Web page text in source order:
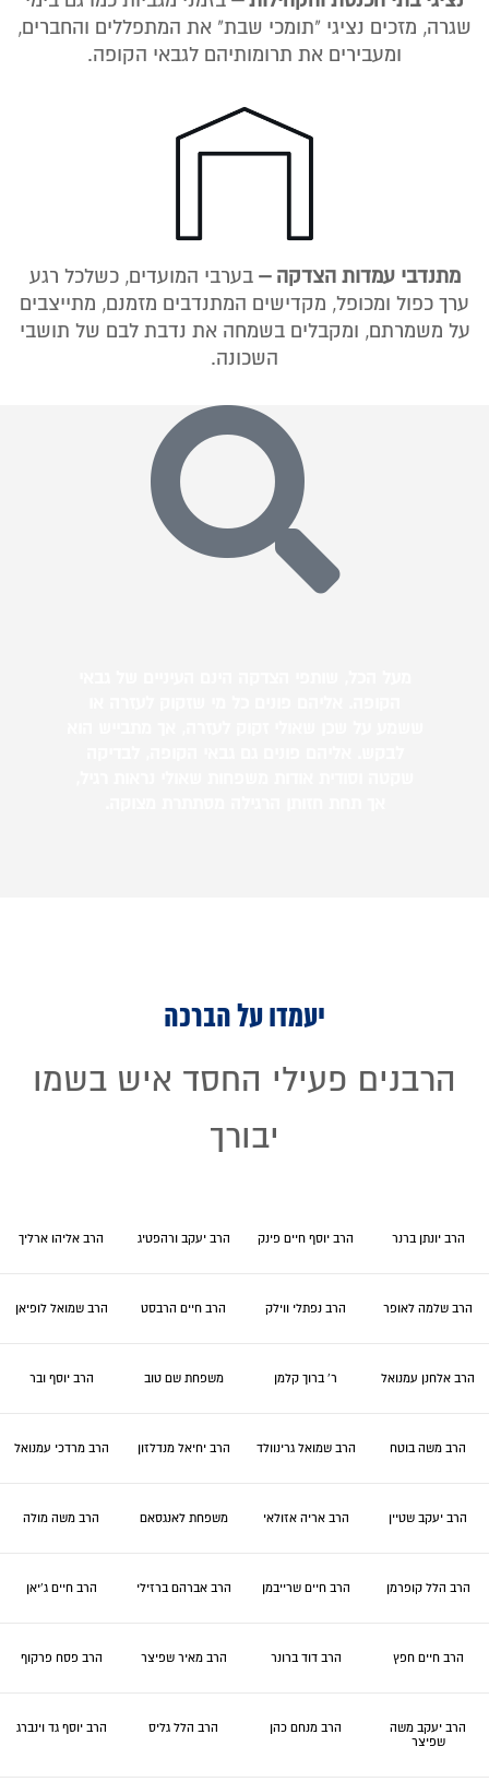
שגרה, מזכים נציגי "תומכי שבת" את המתפללים והחברים,
ומעבירים את תרומותיהם לגבאי הקופה.
מתנדבי עמדות הצדקה – בערבי המועדים, כשלכל רגע
ערך כפול ומכופל, מקדישים המתנדבים מזמנם, מתייצבים
על משמרתם, ומקבלים בשמחה את נדבת לבם של תושבי
השכונה.
יעמדו על הברכה
הרבנים פעילי החסד איש בשמו
יבורך
הרב יונתן ברנר הרב יוסף חיים פינק הרב יעקב ורהפטיג הרב אליהו ארליך
הרב שלמה לאופר הרב נפתלי ווילק הרב חיים הרבסט הרב שמואל לופיאן
הרב אלחנן עמנואל ר' ברוך קלמן משפחת שם טוב הרב יוסף ובר
הרב משה בוטח הרב שמואל גרינוולד הרב יחיאל מנדלזון הרב מרדכי עמנואל
הרב יעקב שטיין הרב אריה אזולאי משפחת לאנגסאם הרב משה מולה
הרב הלל קופרמן הרב חיים שרייבמן הרב אברהם ברזילי הרב חיים ג'יאן
הרב חיים חפץ הרב דוד ברונר הרב מאיר שפיצר הרב פסח פרקוף
הרב יעקב משה
שפיצר
הרב מנחם כהן הרב הלל גליס הרב יוסף גד וינברג